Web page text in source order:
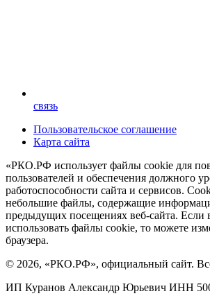
связь
Пользовательское соглашение
Карта сайта
«РКО.РФ использует файлы cookie для
пользователей и обеспечения должного
работоспособности сайта и сервисов.
небольшие файлы, содержащие
предыдущих посещениях веб-сайта. Если
использовать файлы cookie, то можете
браузера.
© 2026, «РКО.РФ», официальный сайт.
ИП Куранов Александр Юрьевич ИНН